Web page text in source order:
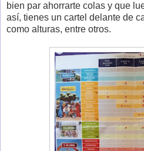
bien par ahorrarte colas y que
así, tienes un cartel delante de
como alturas, entre otros.